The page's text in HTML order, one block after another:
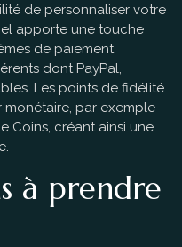
de personnaliser votre
apporte une touche
de paiement
dont PayPal,
Les points de fidélité
par exemple
Coins, créant ainsi une
à prendre